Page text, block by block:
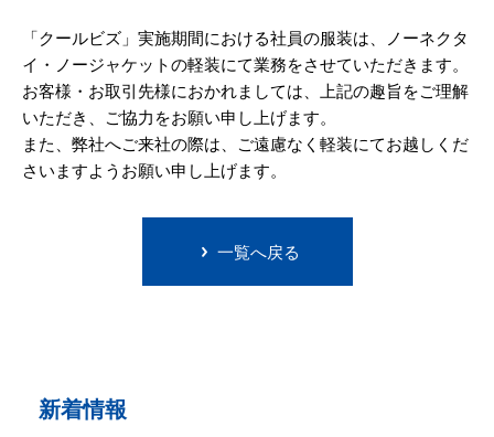
「クールビズ」実施期間における社員の服装は、ノーネクタ
イ・ノージャケットの軽装にて業務をさせていただきます。
お客様・お取引先様におかれましては、上記の趣旨をご理解
いただき、ご協力をお願い申し上げます。
また、弊社へご来社の際は、ご遠慮なく軽装にてお越しくだ
さいますようお願い申し上げます。
一覧へ戻る
新着情報